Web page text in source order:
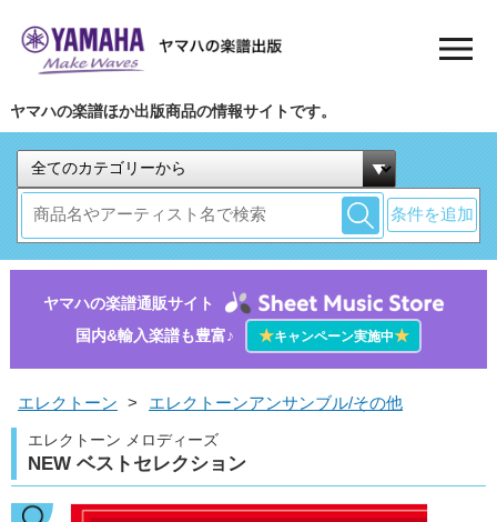
ヤマハの楽譜ほか出版商品の情報サイトです。
条件を追加
ヤマハの楽譜通販サイト
国内&輸入楽譜も豊富♪
★キャンペーン実施中★
エレクトーン > エレクトーンアンサンブル/その他
エレクトーン メロディーズ
NEW ベストセレクション